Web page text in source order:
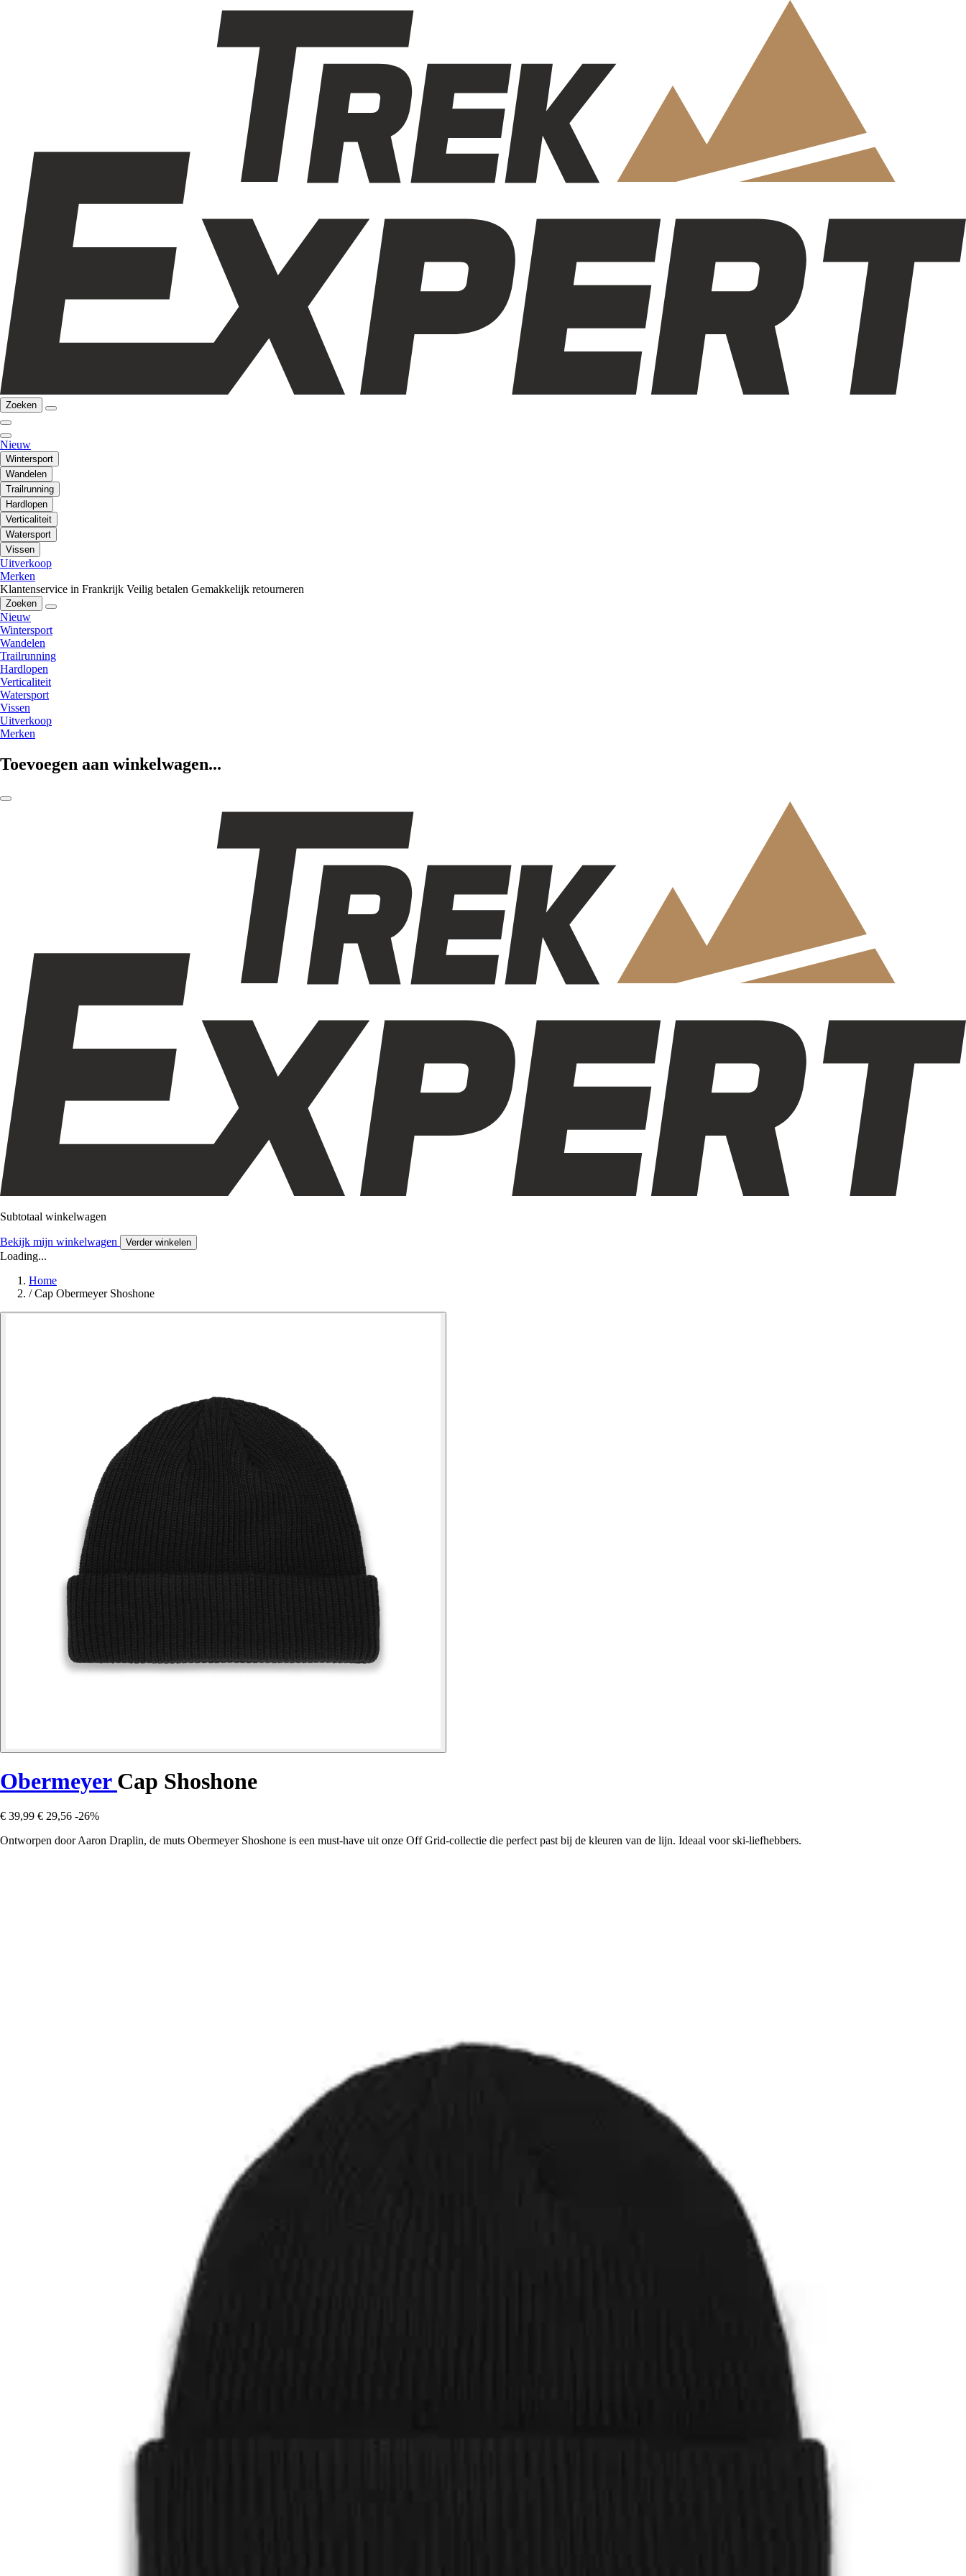
Zoeken
Nieuw
Wintersport
Wandelen
Trailrunning
Hardlopen
Verticaliteit
Watersport
Vissen
Uitverkoop
Merken
Klantenservice in Frankrijk Veilig betalen Gemakkelijk retourneren
Zoeken
Nieuw
Wintersport
Wandelen
Trailrunning
Hardlopen
Verticaliteit
Watersport
Vissen
Uitverkoop
Merken
Toevoegen aan winkelwagen...
Subtotaal winkelwagen
Bekijk mijn winkelwagen Verder winkelen
Loading...
Home
/ Cap Obermeyer Shoshone
Obermeyer Cap Shoshone
€ 39,99 € 29,56 -26%
Ontworpen door Aaron Draplin, de muts Obermeyer Shoshone is een must-have uit onze Off Grid-collectie die perfect past bij de kleuren van de lijn. Ideaal voor ski-liefhebbers.